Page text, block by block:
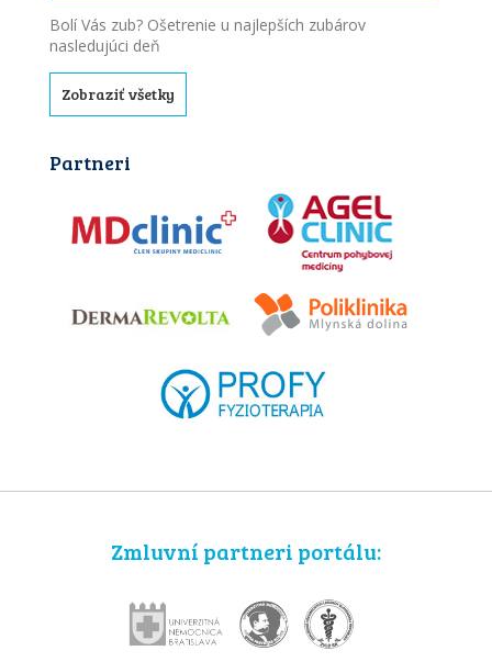
Bolí Vás zub? Ošetrenie u najlepších zubárov
nasledujúci deň
Zobraziť všetky
Partneri
Zmluvní partneri portálu: